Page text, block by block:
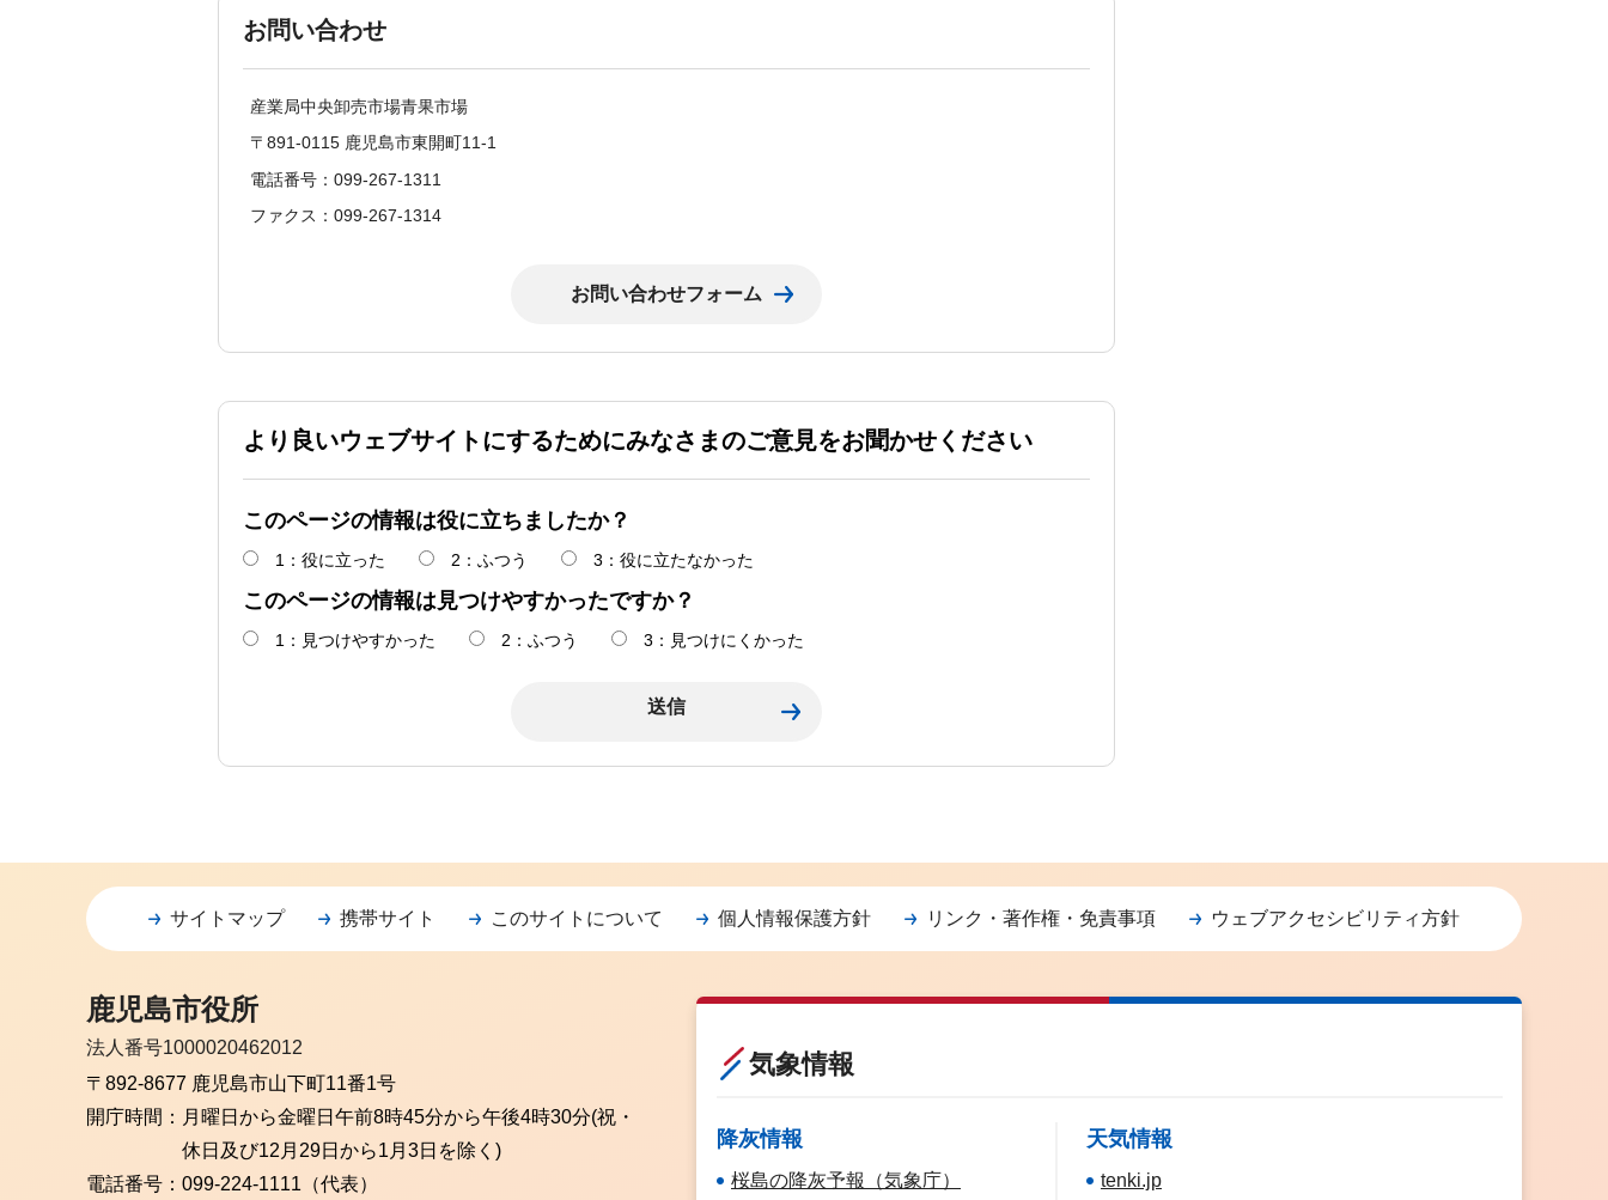
お問い合わせ
産業局中央卸売市場青果市場
〒891-0115 鹿児島市東開町11-1
電話番号：099-267-1311
ファクス：099-267-1314
より良いウェブサイトにするためにみなさまのご意見をお聞かせください
このページの情報は役に立ちましたか？
1：役に立った 2：ふつう 3：役に立たなかった
このページの情報は見つけやすかったですか？
1：見つけやすかった 2：ふつう 3：見つけにくかった
サイトマップ 携帯サイト このサイトについて 個人情報保護方針 リンク・著作権・免責事項 ウェブアクセシビリティ方針
鹿児島市役所
法人番号1000020462012
〒892-8677 鹿児島市山下町11番1号
開庁時間： 月曜日から金曜日 午前8時45分から午後4時30分(祝・
休日及び12月29日から1月3日を除く)
電話番号： 099-224-1111（代表）
気象情報
降灰情報
桜島の降灰予報（気象庁）
天気情報
tenki.jp